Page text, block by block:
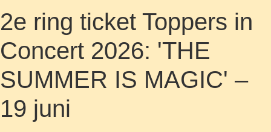
2e ring ticket Toppers in
Concert 2026: 'THE
SUMMER IS MAGIC' –
19 juni